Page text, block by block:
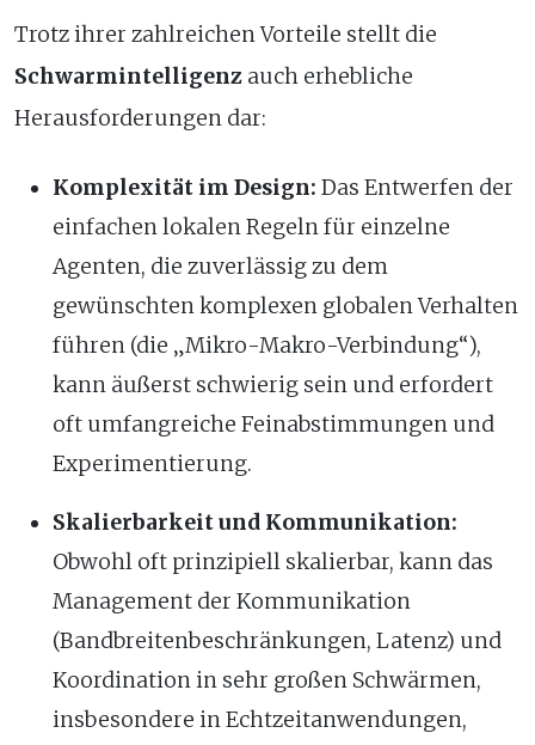
Trotz ihrer zahlreichen Vorteile stellt die
Schwarmintelligenz auch erhebliche
Herausforderungen dar:
Komplexität im Design: Das Entwerfen der
einfachen lokalen Regeln für einzelne
Agenten, die zuverlässig zu dem
gewünschten komplexen globalen Verhalten
führen (die „Mikro-Makro-Verbindung“),
kann äußerst schwierig sein und erfordert
oft umfangreiche Feinabstimmungen und
Experimentierung.
Skalierbarkeit und Kommunikation:
Obwohl oft prinzipiell skalierbar, kann das
Management der Kommunikation
(Bandbreitenbeschränkungen, Latenz) und
Koordination in sehr großen Schwärmen,
insbesondere in Echtzeitanwendungen,